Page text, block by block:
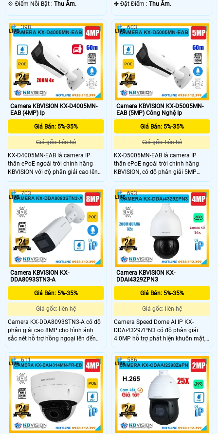
️💠 Điểm Nỗi Bật : Thu Âm.
️✤ Đặt Điểm :Thu Âm.
Camera KBVISION KX-D4005MN-
EAB (4MP) Ip
Giá Bán: 5%-35%
Giá gốc: liên hệ
KX-D4005MN-EAB là camera IP
thân ePoE ngoài trời chính hãng
KBVISION với độ phân giải cao lên
đến 4MP, tích hợp micro ghi âm và
tầm nhìn hồng ngoại lên đến 60m.
Camera hỗ trợ khe thẻ nhớ tối đa
512GB, zoom quang 4x và chuẩn
chống bụi nước IP67. Ngoài ra,
camera còn được trang bị các công
nghệ AI phát hiện thông minh mang
lại hiệu quả giám sát vượt trội.
398
Camera KBVISION KX-D5005MN-
EAB (5MP) Công Nghệ Ip
Giá Bán: 5%-35%
Giá gốc: liên hệ
KX-D5005MN-EAB là camera IP
thân ePoE ngoài trời chính hãng
KBVISION, có độ phân giải 5MP
hồng ngoại ban đêm lên đến 60m.
Camera hỗ trợ khe cắm thẻ nhớ tối
đa 512GB, tích hợp nhiều công nghệ
AI phát hiện thông minh, ghi âm
trực tiếp. Với chuẩn bảo vệ IP67,
IK10 và vỏ kim loại chắc chắn,
camera hoạt động bền bỉ trong mọi
điều kiện thời tiết.
603
Camera KBVISION KX-
DDA8093STN3-A
Giá Bán: 5%-35%
Giá gốc: liên hệ
Camera KX-DDA8093STN3-A có độ
phân giải cao 8MP cho hình ảnh
sắc nét hỗ trợ hồng ngoại lên đến
85m, giúp quan sát rõ ràng cả ban
đêm. Camera tích hợp các tính năng
thông minh như phát hiện khuôn
mặt, đếm người và nhận diện đối
tượng, cùng khe cắm thẻ Micro SD
tối đa 512GB và micro tích hợp. Với
chuẩn bảo vệ IP67, IK10 và hỗ trợ
PoE đảm bảo hoạt động bền bỉ
trong mọi điều kiện môi trường.
703
Camera KBVISION KX-
DDAi4329ZPN3
Giá Bán: 5%-35%
Giá gốc: liên hệ
Camera Speed Dome AI IP KX-
DDAi4329ZPN3 có độ phân giải
4.0MP hỗ trợ phát hiện khuôn mặt,
nhận diện người và xe. Với khả năng
zoom quang 32x, zoom số 16x,
camera cho hình ảnh sắc nét ở
khoảng cách xa. Hỗ trợ tầm nhìn
hồng ngoại lên đến 150m, quay
xoay 360 độ, phù hợp giám sát khu
vực rộng lớn.
693
611 586